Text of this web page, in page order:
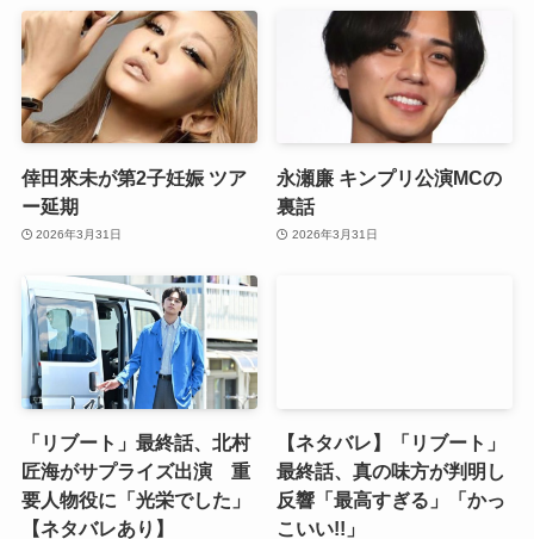
倖田來未が第2子妊娠 ツア
ー延期
2026年3月31日
永瀬廉 キンプリ公演MCの
裏話
2026年3月31日
「リブート」最終話、北村
匠海がサプライズ出演 重
要人物役に「光栄でした」
【ネタバレあり】
【ネタバレ】「リブート」
最終話、真の味方が判明し
反響「最高すぎる」「かっ
こいい!!」